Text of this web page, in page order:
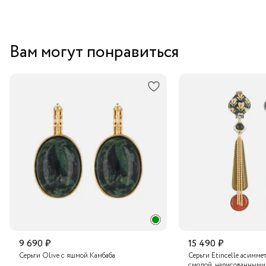
Вам могут понравиться
9 690 ₽
Серьги Olive с яшмой Камбаба
15 490 ₽
Серьги Etincelle